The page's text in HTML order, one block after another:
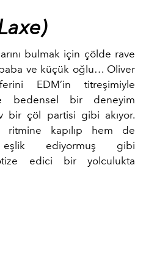
bulmak için çölde rave
ve küçük oğlu… Oliver
EDM’in titreşimiyle
bedensel bir deneyim
bir çöl partisi gibi akıyor.
ritmine kapılıp hem de
eşlik ediyormuş gibi
edici bir yolculukta